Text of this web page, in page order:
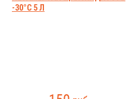
-30°C 5 Л